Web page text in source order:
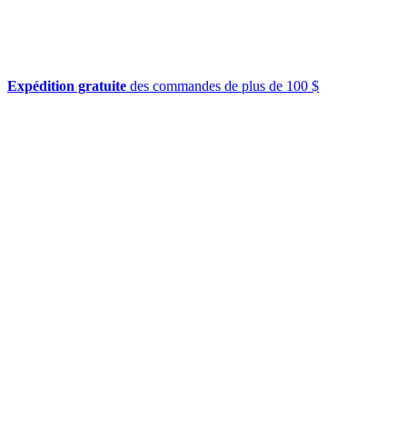
Expédition gratuite des commandes de plus de 100 $